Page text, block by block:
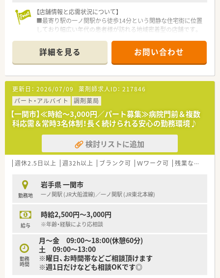
【店舗情報と応需状況について】
■最寄り駅の一ノ関駅から徒歩14分という閑静な住宅街に位置
しており幅広い年代の患者様が訪れる地域密着型の店舗です。
たり約100枚の処方箋を薬剤師5名と事務4名で対応します。
■近隣のクリニックからの処方箋がメインであり地域の医療ニ
ーズに応える質の高いサービスを提供している魅力的な環境で
す。
【募集背景と求める人物像について】
■現在は欠員補充のための募集を行っており地域医療に貢献し
ながら長く勤務していただける協調性のある方を求めておりま
す。
■人物重視の採用を行っており年齢や経験に不安がある方でも
積極的に検討していただける受け入れ幅の広い風通しの良い職
■周囲のスタッフと連携しながら患者様に寄り添った丁寧な対
応ができるコミュニケーション能力の高い方を歓迎しておりま
【法人特徴について】
■岩手県を中心に40店舗以上を展開しており地域に根ざしたか
す。
■患者様の求めるものに合わせて地域生活に溶け込み親しみを
います。
■東北地方の調剤業界でいち早く国際的な品質保証規格を取得
するなど常にサービスの向上に努めている信頼性の高い企業で
す。
詳細を見る お問い合わせ
更新日： 2026/07/09 薬剤師求人ID： 217846
パート・アルバイト
調剤薬局
【一関市】≪時給～3,000円／パート募集≫病院門前＆複数
科応需＆常時3名体制！長く続けられる安心の勤務環境♪
検討リストに追加
週休2.5日以上 週32h以上 ブランク可 Ｗワーク可 残業なし(ほぼなし含む)
勤務地
岩手県 一関市
一ノ関駅 (JR大船渡線)／一ノ関駅 (JR東北本線)
給与
時給2,500円～3,000円
※年齢・経験により応相談
勤務
時間
月〜金 09:00～18:00(休憩60分)
土 09:00〜13:00
※曜日、お時間帯などご相談頂けます
※週1日だけなども相談OKです◎